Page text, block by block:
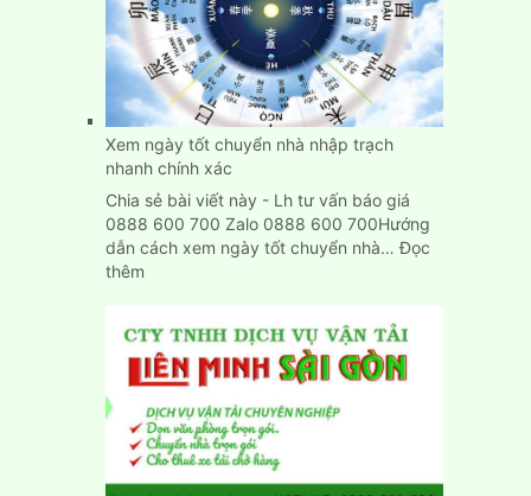
Trọn
Gói
Giá
Rẻ
Tại
Bình
Dương
Xem ngày tốt chuyển nhà nhập trạch
nhanh chính xác
Chia sẻ bài viết này - Lh tư vấn báo giá
0888 600 700 Zalo 0888 600 700Hướng
dẫn cách xem ngày tốt chuyển nhà…Đọc
thêm:
tốt
chuyển
nhà
nhập
trạch
nhanh
chính